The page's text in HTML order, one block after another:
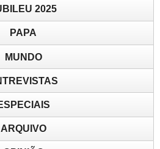
2025
PAPA
MUNDO
ARQUIVO